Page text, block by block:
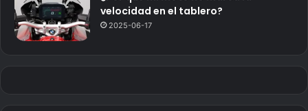
velocidad en el tablero?
2025-06-17